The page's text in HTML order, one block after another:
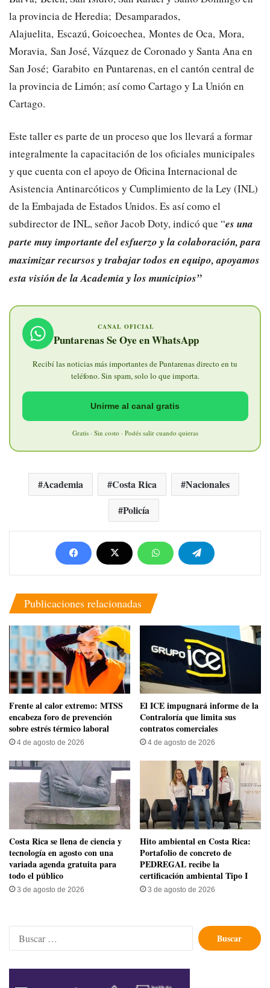
la provincia de Heredia; Desamparados,
Alajuelita, Escazú, Goicoechea, Montes de Oca, Mora,
Moravia, San José, Vázquez de Coronado y Santa Ana en
San José; Garabito en Puntarenas, en el cantón central de
la provincia de Limón; así como Cartago y La Unión en
Cartago.
Este taller es parte de un proceso que los llevará a formar
integralmente la capacitación de los oficiales municipales
y que cuenta con el apoyo de Oficina Internacional de
Asistencia Antinarcóticos y Cumplimiento de la Ley (INL)
de la Embajada de Estados Unidos. Es así como el
subdirector de INL, señor Jacob Doty, indicó que “es una
parte muy importante del esfuerzo y la colaboración, para
maximizar recursos y trabajar todos en equipo, apoyamos
esta visión de la Academia y los municipios”
CANAL OFICIAL
Puntarenas Se Oye en WhatsApp
Recibí las noticias más importantes de Puntarenas directo en tu
teléfono. Sin spam, solo lo que importa.
Unirme al canal gratis
Gratis · Sin costo · Podés salir cuando quieras
Academia Costa Rica
Nacionales
Policía
Publicaciones relacionadas
Frente al calor extremo: MTSS
encabeza foro de prevención
sobre estrés térmico laboral
4 de agosto de 2026
El ICE impugnará informe de la
Contraloría que limita sus
contratos comerciales
4 de agosto de 2026
​Costa Rica se llena de ciencia y
tecnología en agosto con una
variada agenda gratuita para
todo el público
3 de agosto de 2026
Hito ambiental en Costa Rica:
Portafolio de concreto de
PEDREGAL recibe la
certificación ambiental Tipo I
3 de agosto de 2026
Buscar: